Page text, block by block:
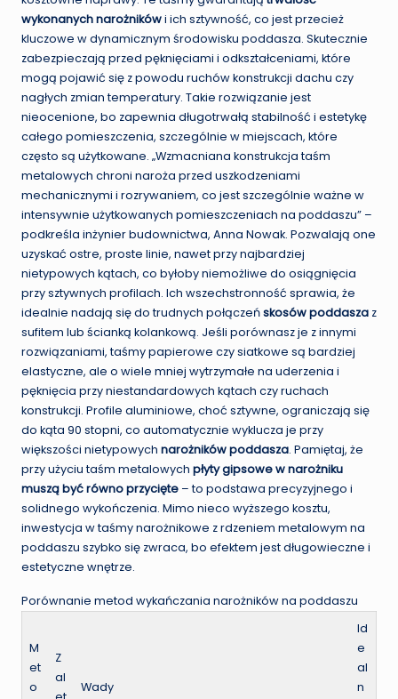
wykonanych narożnikówi ich sztywność, co jest przecież
kluczowe w dynamicznym środowisku poddasza. Skutecznie
zabezpieczają przed pęknięciami i odkształceniami, które
mogą pojawić się z powodu ruchów konstrukcji dachu czy
nagłych zmian temperatury. Takie rozwiązanie jest
nieocenione, bo zapewnia długotrwałą stabilność i estetykę
całego pomieszczenia, szczególnie w miejscach, które
często są użytkowane. „Wzmacniana konstrukcja taśm
metalowych chroni naroża przed uszkodzeniami
mechanicznymi i rozrywaniem, co jest szczególnie ważne w
intensywnie użytkowanych pomieszczeniach na poddaszu” –
podkreśla inżynier budownictwa, Anna Nowak. Pozwalają one
uzyskać ostre, proste linie, nawet przy najbardziej
nietypowych kątach, co byłoby niemożliwe do osiągnięcia
przy sztywnych profilach. Ich wszechstronność sprawia, że
idealnie nadają się do trudnych połączeńskosów poddasza z
sufitem lub ścianką kolankową. Jeśli porównasz je z innymi
rozwiązaniami, taśmy papierowe czy siatkowe są bardziej
elastyczne, ale o wiele mniej wytrzymałe na uderzenia i
pęknięcia przy niestandardowych kątach czy ruchach
konstrukcji. Profile aluminiowe, choć sztywne, ograniczają się
do kąta 90 stopni, co automatycznie wyklucza je przy
większości nietypowych narożników poddasza. Pamiętaj, że
przy użyciu taśm metalowych płyty gipsowe w narożniku
muszą być równo przycięte – to podstawa precyzyjnego i
solidnego wykończenia. Mimo nieco wyższego kosztu,
inwestycja w taśmy narożnikowe z rdzeniem metalowym na
poddaszu szybko się zwraca, bo efektem jest długowieczne i
estetyczne wnętrze.
Porównanie metod wykańczania narożników na poddaszu
M
et
o
Z
al
Wady
Id
e
al
n